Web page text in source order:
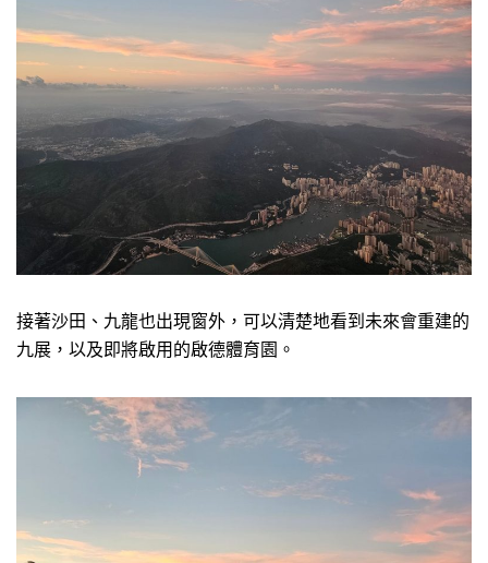
接著沙田、九龍也出現窗外，可以清楚地看到未來會重建的
九展，以及即將啟用的啟德體育園。